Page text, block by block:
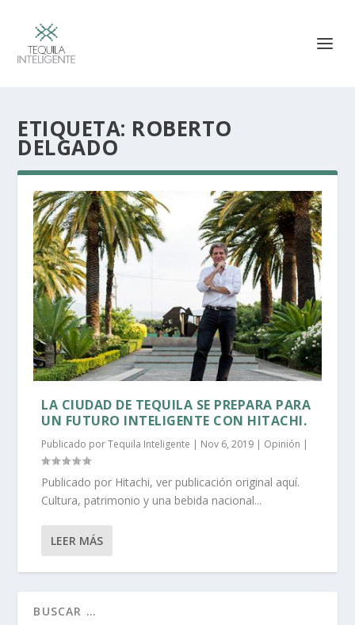
ETIQUETA: ROBERTO
DELGADO
LA CIUDAD DE TEQUILA SE PREPARA PARA
UN FUTURO INTELIGENTE CON HITACHI.
Publicado porTequila Inteligente | Nov 6, 2019 | Opinión |
Publicado por Hitachi, ver publicación original aquí.
Cultura, patrimonio y una bebida nacional...
LEER MÁS